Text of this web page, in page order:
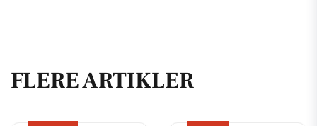
FLERE ARTIKLER